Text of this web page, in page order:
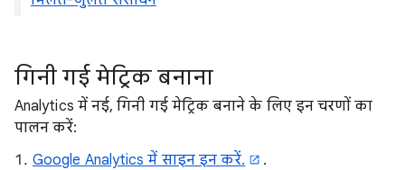
गिनी गई मेट्रिक बनाना
Analytics में नई, गिनी गई मेट्रिक बनाने के लिए इन चरणों का
पालन करें:
Google Analytics में साइन इन करें.
.